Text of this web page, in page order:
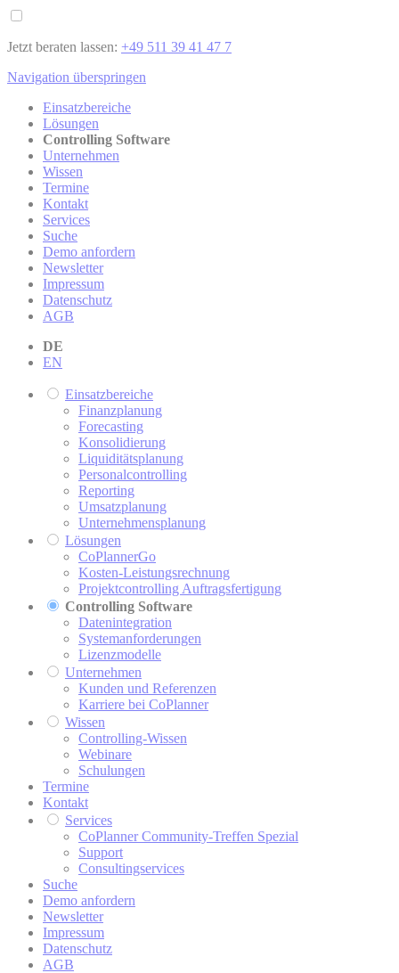
Jetzt beraten lassen: +49 511 39 41 47 7
Navigation überspringen
Einsatzbereiche
Lösungen
Controlling Software
Unternehmen
Wissen
Termine
Kontakt
Services
Suche
Demo anfordern
Newsletter
Impressum
Datenschutz
AGB
DE
EN
Einsatzbereiche
Finanzplanung
Forecasting
Konsolidierung
Liquiditätsplanung
Personalcontrolling
Reporting
Umsatzplanung
Unternehmensplanung
Lösungen
CoPlannerGo
Kosten-Leistungsrechnung
Projektcontrolling Auftragsfertigung
Controlling Software
Datenintegration
Systemanforderungen
Lizenzmodelle
Unternehmen
Kunden und Referenzen
Karriere bei CoPlanner
Wissen
Controlling-Wissen
Webinare
Schulungen
Termine
Kontakt
Services
CoPlanner Community-Treffen Spezial
Support
Consultingservices
Suche
Demo anfordern
Newsletter
Impressum
Datenschutz
AGB